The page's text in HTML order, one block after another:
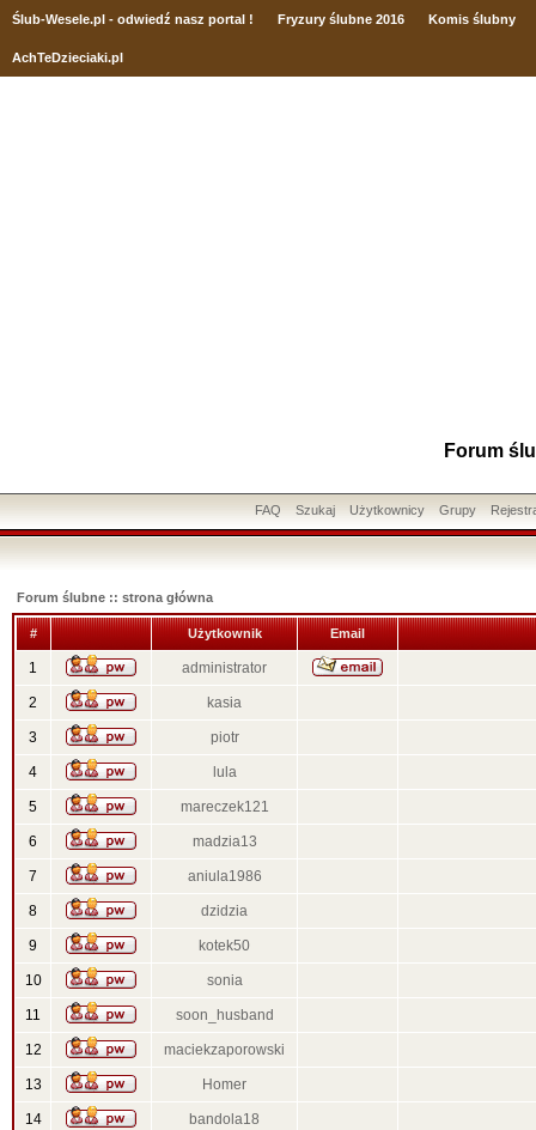
Ślub-Wesele.pl - odwiedź nasz portal ! Fryzury ślubne 2016 Komis ślubny
AchTeDzieciaki.pl
Forum
FAQ Szukaj Użytkownicy Grupy
Forum ślubne :: strona główna
# Użytkownik Email
1 administrator
2 kasia
3 piotr
4 lula
5 mareczek121
6 madzia13
7 aniula1986
8 dzidzia
9 kotek50
10 sonia
11 soon_husband
12 maciekzaporowski
13 Homer
14 bandola18